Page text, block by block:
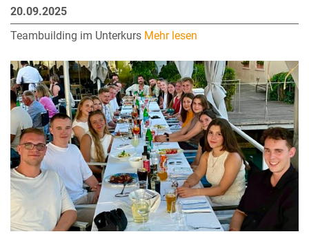
20.09.2025
Teambuilding im Unterkurs Mehr lesen